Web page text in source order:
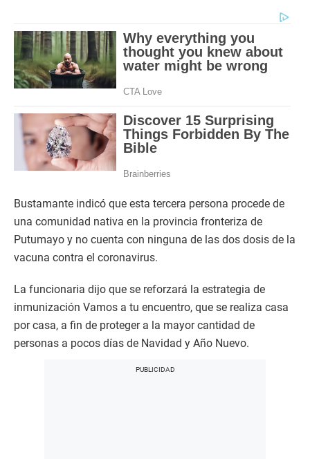
Bustamante indicó que esta tercera persona procede de
una comunidad nativa en la provincia fronteriza de
Putumayo y no cuenta con ninguna de las dos dosis de la
vacuna contra el coronavirus.
La funcionaria dijo que se reforzará la estrategia de
inmunización Vamos a tu encuentro, que se realiza casa
por casa, a fin de proteger a la mayor cantidad de
personas a pocos días de Navidad y Año Nuevo.